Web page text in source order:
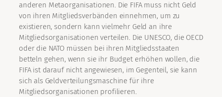
anderen Metaorganisationen. Die FIFA muss nicht Geld
von ihren Mitgliedsverbänden einnehmen, um zu
existieren, sondern kann vielmehr Geld an ihre
Mitgliedsorganisationen verteilen. Die UNESCO, die OECD
oder die NATO müssen bei ihren Mitgliedsstaaten
betteln gehen, wenn sie ihr Budget erhöhen wollen, die
FIFA ist darauf nicht angewiesen, im Gegenteil, sie kann
sich als Geldverteilungsmaschine für ihre
Mitgliedsorganisationen profilieren.